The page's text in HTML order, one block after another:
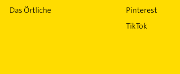
Das Örtliche
Pinterest
TikTok